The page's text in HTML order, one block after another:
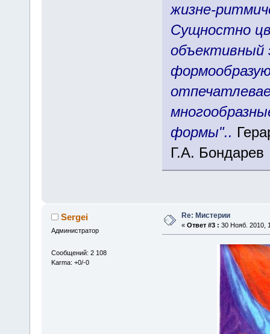
жизне-
Сущностно
объективный
формы"..
Г.А. Бондарев
Sergei
Администратор
Сообщений: 2 108
Karma: +0/-0
Re: Мистерии
« Ответ #3 : 30 Нояб. 2010,